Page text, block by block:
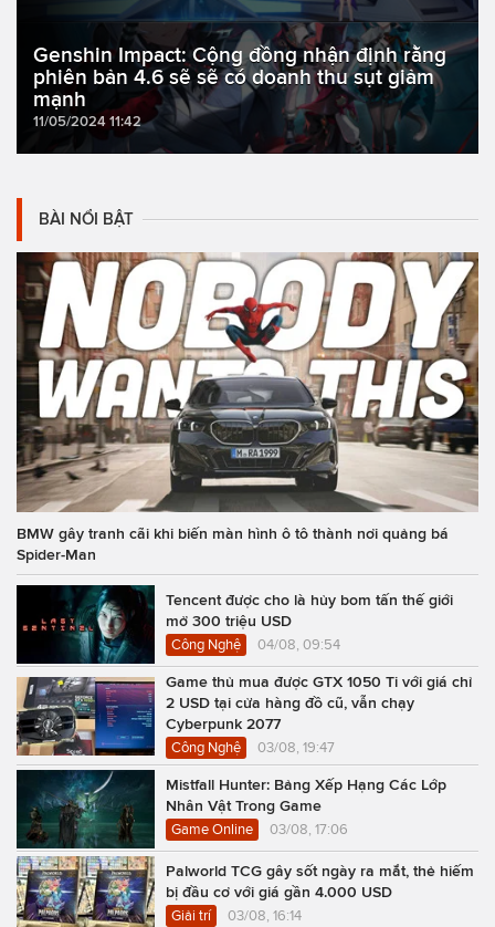
Genshin Impact: Cộng đồng nhận định rằng
phiên bản 4.6 sẽ sẽ có doanh thu sụt giảm
mạnh
11/05/2024 11:42
BÀI NỔI BẬT
BMW gây tranh cãi khi biến màn hình ô tô thành nơi quảng bá
Spider-Man
Tencent được cho là hủy bom tấn thế giới
mở 300 triệu USD
Công Nghệ 04/08, 09:54
Game thủ mua được GTX 1050 Ti với giá chỉ
2 USD tại cửa hàng đồ cũ, vẫn chạy
Cyberpunk 2077
Công Nghệ 03/08, 19:47
Mistfall Hunter: Bảng Xếp Hạng Các Lớp
Nhân Vật Trong Game
Game Online 03/08, 17:06
Palworld TCG gây sốt ngày ra mắt, thẻ hiếm
bị đầu cơ với giá gần 4.000 USD
Giải trí 03/08, 16:14